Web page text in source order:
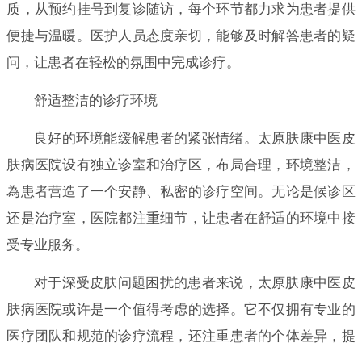
质，从预约挂号到复诊随访，每个环节都力求为患者提供
便捷与温暖。医护人员态度亲切，能够及时解答患者的疑
问，让患者在轻松的氛围中完成诊疗。
舒适整洁的诊疗环境
良好的环境能缓解患者的紧张情绪。太原肤康中医皮
肤病医院设有独立诊室和治疗区，布局合理，环境整洁，
為患者营造了一个安静、私密的诊疗空间。无论是候诊区
还是治疗室，医院都注重细节，让患者在舒适的环境中接
受专业服务。
对于深受皮肤问题困扰的患者来说，太原肤康中医皮
肤病医院或许是一个值得考虑的选择。它不仅拥有专业的
医疗团队和规范的诊疗流程，还注重患者的个体差异，提